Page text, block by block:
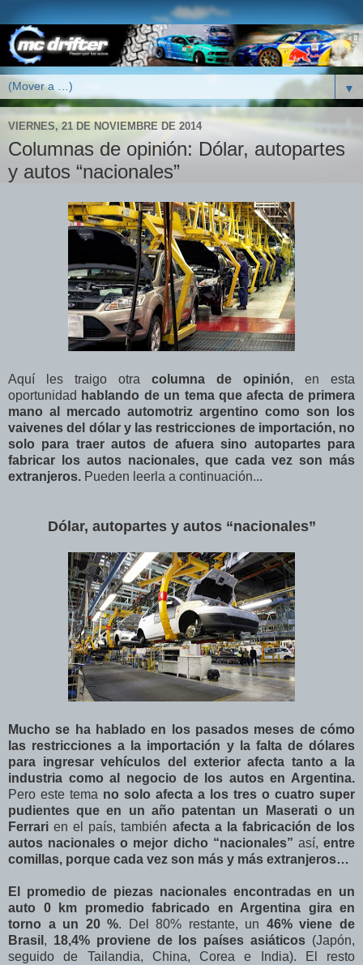
▼
VIERNES, 21 DE NOVIEMBRE DE 2014
Columnas de opinión: Dólar, autopartes
y autos “nacionales”
Aquí les traigo otra columna de opinión, en esta
oportunidad hablando de un tema que afecta de primera
mano al mercado automotriz argentino como son los
vaivenes del dólar y las restricciones de importación, no
solo para traer autos de afuera sino autopartes para
fabricar los autos nacionales, que cada vez son más
extranjeros. Pueden leerla a continuación...
Dólar, autopartes y autos “nacionales”
Mucho se ha hablado en los pasados meses de cómo
las restricciones a la importación y la falta de dólares
para ingresar vehículos del exterior afecta tanto a la
industria como al negocio de los autos en Argentina.
Pero este tema no solo afecta a los tres o cuatro super
pudientes que en un año patentan un Maserati o un
Ferrarien el país, también afecta a la fabricación de los
autos nacionales o mejor dicho “nacionales” así,entre
comillas, porque cada vez son más y más extranjeros…
El promedio de piezas nacionales encontradas en un
auto 0 km promedio fabricado en Argentina gira en
torno a un 20 %. Del 80% restante, un 46% viene de
Brasil , 18,4% proviene de los países asiáticos (Japón,
seguido de Tailandia, China, Corea e India). El resto